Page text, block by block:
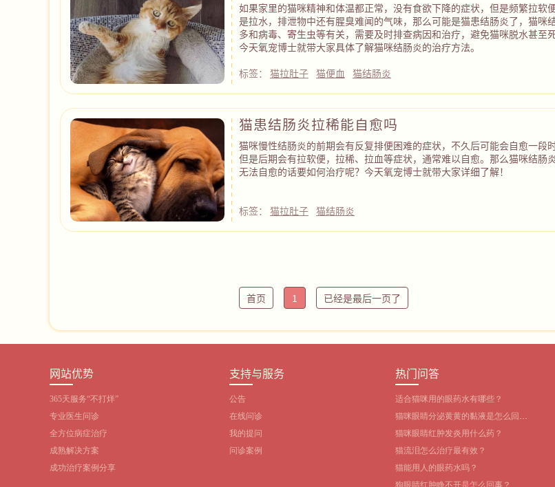
如果家里的猫咪精神和体温都正常，没有食欲下降的症状，但是频繁拉软
是拉水，排泄物中还有腥臭难闻的气味，那么可能是猫患结肠炎了，猫咪
多和病毒、寄生虫等有关，需要及时排查病因和治疗，避免猫咪脱水甚至死
今天氧宠博士就带大家具体了解猫咪结肠炎的治疗方法。
标签： 猫拉肚子 猫便血 猫结肠炎
猫患结肠炎拉稀能自愈吗
猫咪慢性结肠炎的前期会有反复排便困难的症状，不久后可能会自愈一段时
但是后期会有拉软便，拉稀、拉血等症状，通常难以自愈。那么猫咪结肠
无法自愈的话要如何治疗呢？今天氧宠博士就带大家详细了解！
标签：猫拉肚子 猫结肠炎
首页 1 已经是最后一页了
网站优势
365天服务“不打烊”
专业医生问诊
全方位病症治疗
成熟解决方案
成功治疗案例分享
支持与服务
公告
在线问诊
我的提问
问诊案例
热门问答
适合猫咪用的眼药水有哪些？‌
猫咪眼睛分泌黄黄的黏液是怎么回
事？
猫咪眼睛红肿发炎用什么药？
猫流泪怎么治疗最有效？
猫能用人的眼药水吗？